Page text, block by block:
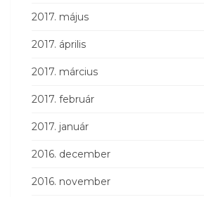
2017. május
2017. április
2017. március
2017. február
2017. január
2016. december
2016. november